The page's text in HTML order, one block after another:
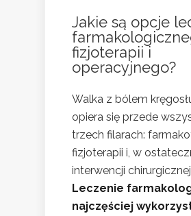
Jakie są opcje
fizjoterapii i
operacyjnego?
Walka z bólem
opiera się przede
trzech filarach:
fizjoterapii i, w
interwencji
Leczenie
najczęściej